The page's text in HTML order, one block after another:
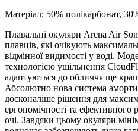
Матеріал: 50% полікарбонат,
Плавальні окуляри Arena Air
плавців, які очікують
відмінної видимості у воді.
технологією ущільнення
адаптуються до обличчя ще
Абсолютно нова система
досконаліше рішення для
ергономічності та ефективного
очі. Завдяки цьому окуляри